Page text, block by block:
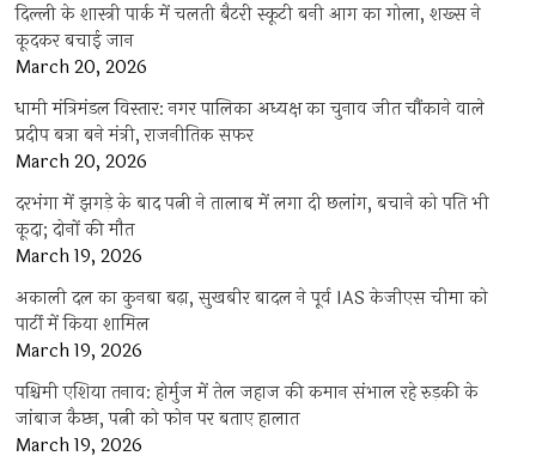
दिल्ली के शास्त्री पार्क में चलती बैटरी स्कूटी बनी आग का गोला, शख्स ने
कूदकर बचाई जान
March 20, 2026
धामी मंत्रिमंडल विस्तार: नगर पालिका अध्यक्ष का चुनाव जीत चौंकाने वाले
प्रदीप बत्रा बने मंत्री, राजनीतिक सफर
March 20, 2026
दरभंगा में झगड़े के बाद पत्नी ने तालाब में लगा दी छलांग, बचाने को पति भी
कूदा; दोनों की मौत
March 19, 2026
अकाली दल का कुनबा बढ़ा, सुखबीर बादल ने पूर्व IAS केजीएस चीमा को
पार्टी में किया शामिल
March 19, 2026
पश्चिमी एशिया तनाव: होर्मुज में तेल जहाज की कमान संभाल रहे रुड़की के
जांबाज कैप्टन, पत्नी को फोन पर बताए हालात
March 19, 2026